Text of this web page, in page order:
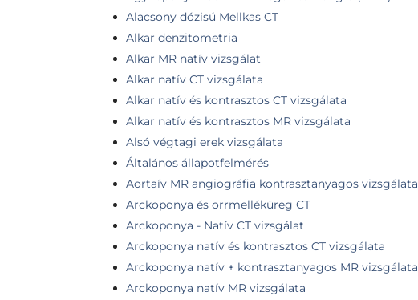
Alacsony dózisú Mellkas CT
Alkar denzitometria
Alkar MR natív vizsgálat
Alkar natív CT vizsgálata
Alkar natív és kontrasztos CT vizsgálata
Alkar natív és kontrasztos MR vizsgálata
Alsó végtagi erek vizsgálata
Általános állapotfelmérés
Aortaív MR angiográfia kontrasztanyagos vizsgálata
Arckoponya és orrmelléküreg CT
Arckoponya - Natív CT vizsgálat
Arckoponya natív és kontrasztos CT vizsgálata
Arckoponya natív + kontrasztanyagos MR vizsgálata
Arckoponya natív MR vizsgálata